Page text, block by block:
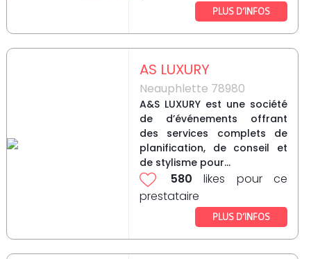
PLUS D’INFOS
AS LUXURY
Neauphlette 78980
A&S LUXURY est une société
de d’événements offrant
des services complets de
planification, de conseil et
de stylisme pour...
580 likes pour ce
prestataire
PLUS D’INFOS